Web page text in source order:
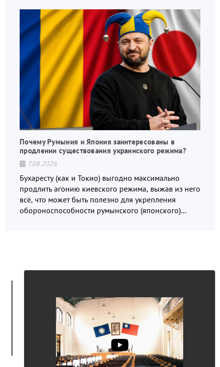
Почему Румыния и Япония заинтересованы в
продлении существования украинского режима?
7.08.2026
Бухаресту (как и Токио) выгодно максимально
продлить агонию киевского режима, выжав из него
всё, что может быть полезно для укрепления
обороноспособности румынского (японского)